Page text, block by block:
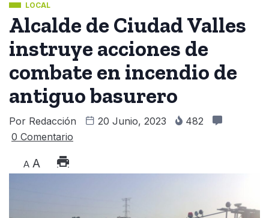
LOCAL
Alcalde de Ciudad Valles
instruye acciones de
combate en incendio de
antiguo basurero
Por Redacción 20 Junio, 2023
482
0 Comentario
A A